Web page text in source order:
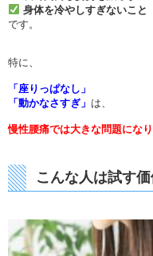
身体を冷やしすぎないこと
です。
特に、
「座りっぱなし」
「動かなさすぎ」 は、
慢性腰痛では大きな問題になり
こんな人は試す